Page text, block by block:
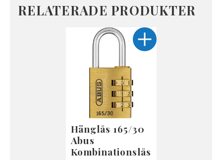
RELATERADE PRODUKTER
Hänglås 165/30
Abus
Kombinationslås